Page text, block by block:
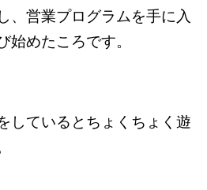
、営業プログラムを手に入
始めたころです。
しているとちょくちょく遊